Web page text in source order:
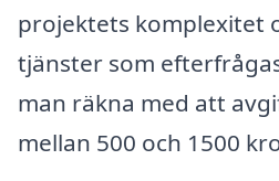
projektets komplexitet
tjänster som
man räkna med att
mellan 500 och 1500